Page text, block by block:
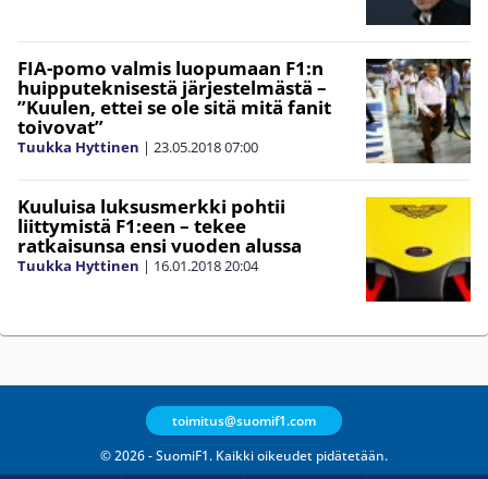
FIA-pomo valmis luopumaan F1:n
huipputeknisestä järjestelmästä –
”Kuulen, ettei se ole sitä mitä fanit
toivovat”
Tuukka Hyttinen | 23.05.201807:00
Kuuluisa luksusmerkki pohtii
liittymistä F1:een – tekee
ratkaisunsa ensi vuoden alussa
Tuukka Hyttinen | 16.01.201820:04
© 2026 - SuomiF1. Kaikki oikeudet pidätetään.
toimitus@suomif1.com